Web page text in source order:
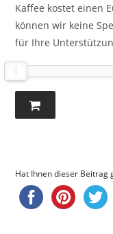
Kaffee kostet einen
können wir keine
für Ihre
Hat Ihnen dieser Beitrag